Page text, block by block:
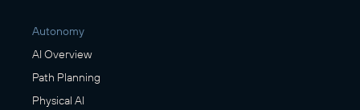
Autonomy
AI Overview
Path Planning
Physical AI